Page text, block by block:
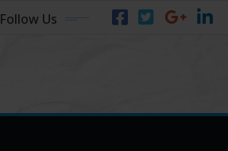
Follow Us